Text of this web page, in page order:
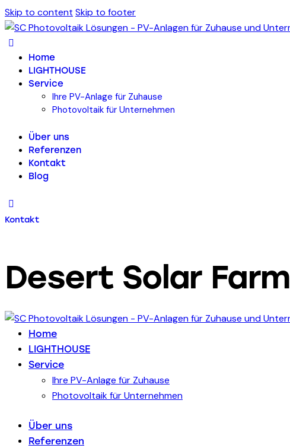
Skip to content Skip to footer
Home
LIGHTHOUSE
Service
Ihre PV-Anlage für Zuhause
Photovoltaik für Unternehmen
Über uns
Referenzen
Kontakt
Blog
Kontakt
Desert Solar Farm
Home
LIGHTHOUSE
Service
Ihre PV-Anlage für Zuhause
Photovoltaik für Unternehmen
Über uns
Referenzen